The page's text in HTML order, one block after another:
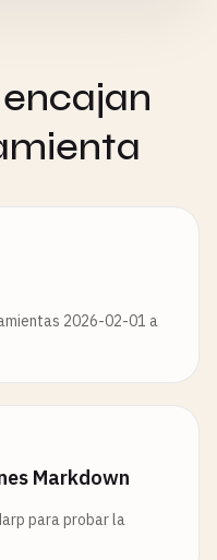
2026-02-01 a
Markdown
para probar la